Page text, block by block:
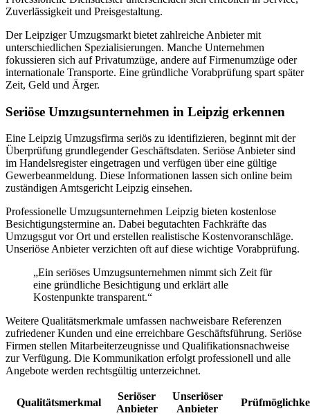
Zuverlässigkeit und Preisgestaltung.
Der Leipziger Umzugsmarkt bietet zahlreiche Anbieter mit
unterschiedlichen Spezialisierungen. Manche Unternehmen
fokussieren sich auf Privatumzüge, andere auf Firmenumzüge oder
internationale Transporte. Eine gründliche Vorabprüfung spart später
Zeit, Geld und Ärger.
Seriöse Umzugsunternehmen in Leipzig erkennen
Eine Leipzig Umzugsfirma seriös zu identifizieren, beginnt mit der
Überprüfung grundlegender Geschäftsdaten. Seriöse Anbieter sind
im Handelsregister eingetragen und verfügen über eine gültige
Gewerbeanmeldung. Diese Informationen lassen sich online beim
zuständigen Amtsgericht Leipzig einsehen.
Professionelle Umzugsunternehmen Leipzig bieten kostenlose
Besichtigungstermine an. Dabei begutachten Fachkräfte das
Umzugsgut vor Ort und erstellen realistische Kostenvoranschläge.
Unseriöse Anbieter verzichten oft auf diese wichtige Vorabprüfung.
„Ein seriöses Umzugsunternehmen nimmt sich Zeit für
eine gründliche Besichtigung und erklärt alle
Kostenpunkte transparent.“
Weitere Qualitätsmerkmale umfassen nachweisbare Referenzen
zufriedener Kunden und eine erreichbare Geschäftsführung. Seriöse
Firmen stellen Mitarbeiterzeugnisse und Qualifikationsnachweise
zur Verfügung. Die Kommunikation erfolgt professionell und alle
Angebote werden rechtsgültig unterzeichnet.
Qualitätsmerkmal
Seriöser
Anbieter
Unseriöser
Anbieter